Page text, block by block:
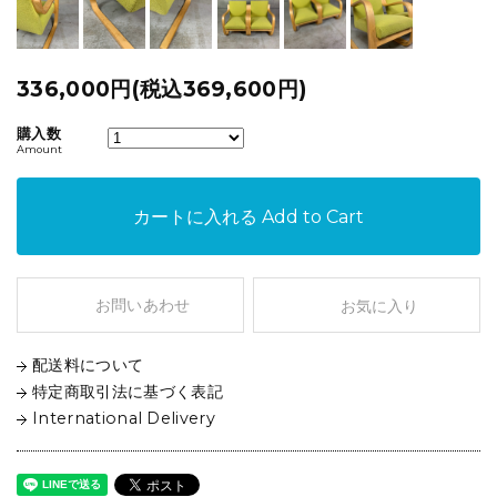
336,000円(税込369,600円)
購入数
Amount
カートに入れる Add to Cart
お問いあわせ お気に入り
配送料について
特定商取引法に基づく表記
International Delivery